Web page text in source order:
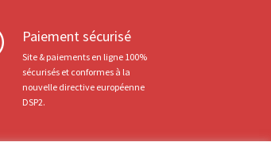
Paiement sécurisé
Site & paiements en ligne 100%
sécurisés et conformes à la
nouvelle directive européenne
DSP2.